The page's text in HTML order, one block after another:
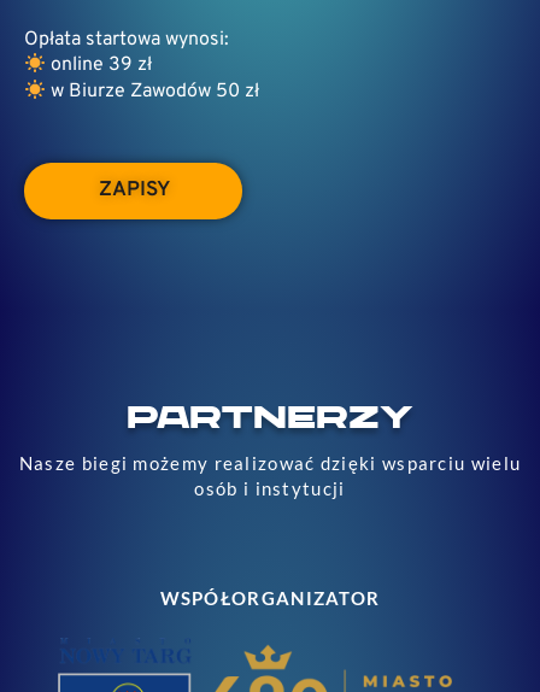
Opłata startowa wynosi:
online 39 zł
w Biurze Zawodów 50 zł
ZAPISY
PARTNERZY
Nasze biegi możemy realizować dzięki wsparciu wielu
osób i instytucji
WSPÓŁORGANIZATOR